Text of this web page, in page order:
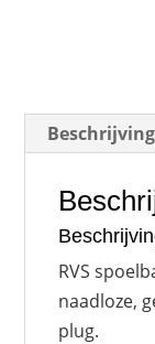
Beschrijving
RVS
naadloze,
plug.